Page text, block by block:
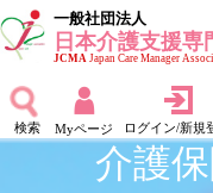
一般社団法人
日本介護支援専
JCMAJapan Care Manager
検索 Myページ ログイン/新規
介護